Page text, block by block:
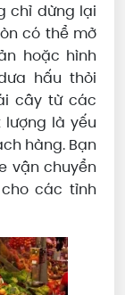
chỉ dừng lại
có thể mở
hoặc hình
hấu thỏi
cây từ các
là yếu
hàng. Bạn
vận chuyển
các tỉnh